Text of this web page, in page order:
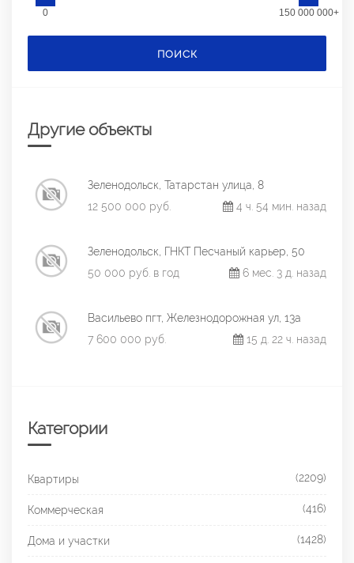
0 150 000 000+
ПОИСК
Другие объекты
Зеленодольск, Татарстан улица, 8
12 500 000 руб.
4 ч. 54 мин. назад
Зеленодольск, ГНКТ Песчаный карьер, 50
50 000 руб. в год
6 мес. 3 д. назад
Васильево пгт, Железнодорожная ул, 13а
7 600 000 руб.
15 д. 22 ч. назад
Категории
Квартиры (2209)
Коммерческая (416)
Дома и участки (1428)